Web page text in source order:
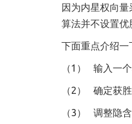
因为内星权向
算法并不设置优
下面重点介绍一
（1） 输入一
（2） 确定获
（3） 调整隐